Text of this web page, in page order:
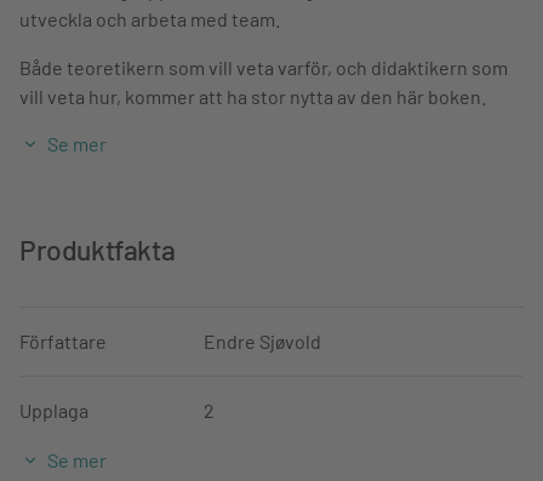
utveckla och arbeta med team.
Både teoretikern som vill veta varför, och didaktikern som
vill veta hur, kommer att ha stor nytta av den här boken.
Den andra upplagan är helt nyskriven och presenterar nya
Om författaren
Institutionen för industriell ekonomi och teknikledning vid
gruppinteraktion.
Sjøvold har över 30 års erfarenhet av förändringsarbete i
Se mer
Produktfakta
Författare Endre Sjøvold
Upplaga 2
Se mer